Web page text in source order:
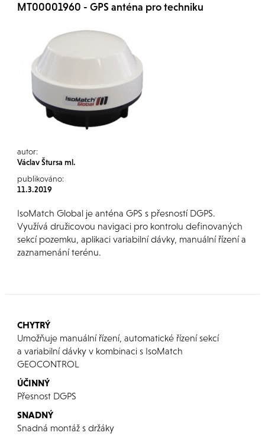
MT00001960 - GPS anténa pro techniku
autor:
Václav Štursa ml.
publikováno:
11.3.2019
IsoMatch Global je anténa GPS s přesností DGPS.
Využívá družicovou navigaci pro kontrolu definovaných
sekcí pozemku, aplikaci variabilní dávky, manuální řízení a
zaznamenání terénu.
CHYTRÝ
Umožňuje manuální řízení, automatické řízení sekcí
a variabilní dávky v kombinaci s IsoMatch
GEOCONTROL
ÚČINNÝ
Přesnost DGPS
SNADNÝ
Snadná montáž s držáky